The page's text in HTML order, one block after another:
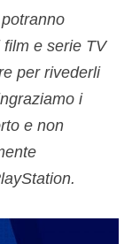
e serie TV
per rivederli
i
e non